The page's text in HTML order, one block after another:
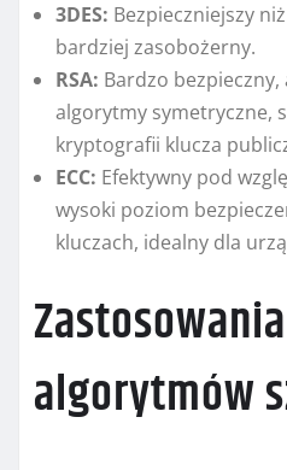
3DES: Bezpieczniejszy
bardziej zasobożerny.
RSA: Bardzo
algorytmy symetryczne,
kryptografii klucza
ECC: Efektywny pod
wysoki poziom
kluczach, idealny dla
Zastosowania
algorytmów